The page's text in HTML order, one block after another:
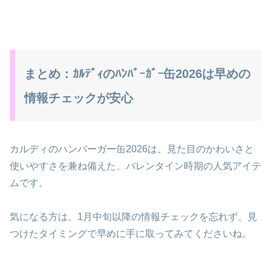
まとめ：ｶﾙﾃﾞｨのﾊﾝﾊﾞｰｶﾞｰ缶2026は早めの
情報チェックが安心
カルディのハンバーガー缶2026は、見た目のかわいさと
使いやすさを兼ね備えた、バレンタイン時期の人気アイテ
ムです。
気になる方は、1月中旬以降の情報チェックを忘れず、見
つけたタイミングで早めに手に取ってみてくださいね。